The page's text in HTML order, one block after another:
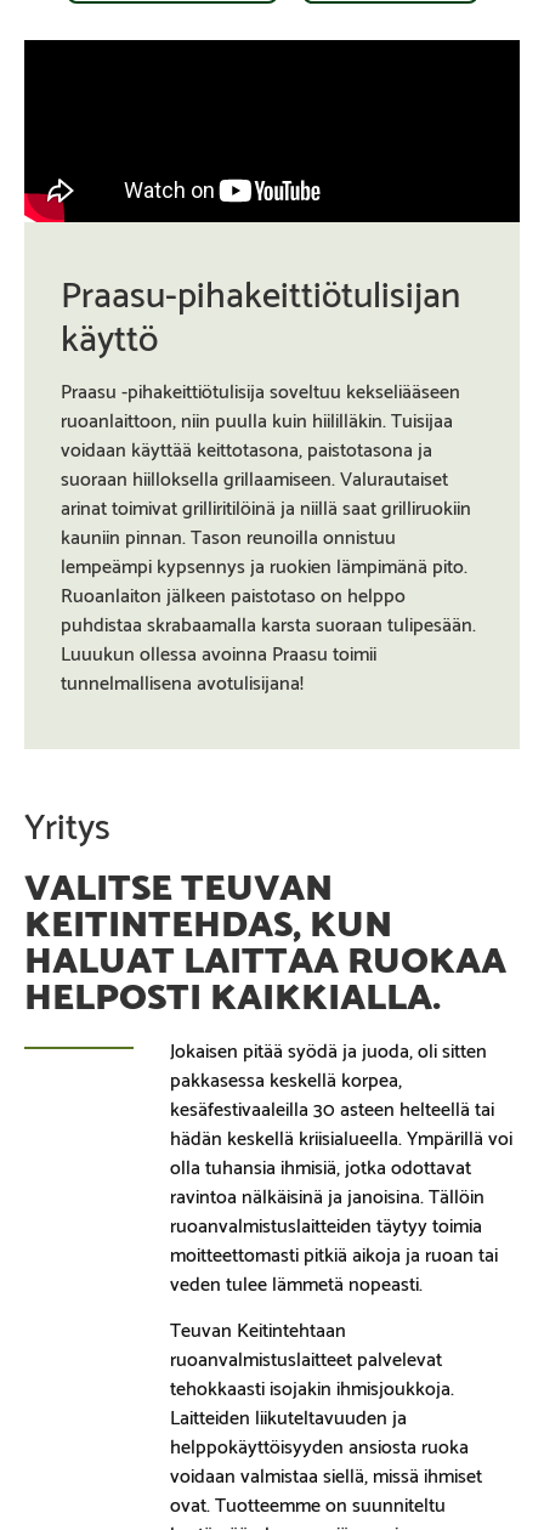
Praasu-pihakeittiötulisijan
käyttö
Praasu -pihakeittiötulisija soveltuu kekseliääseen
ruoanlaittoon, niin puulla kuin hiililläkin. Tuisijaa
voidaan käyttää keittotasona, paistotasona ja
suoraan hiilloksella grillaamiseen. Valurautaiset
arinat toimivat grilliritilöinä ja niillä saat grilliruokiin
kauniin pinnan. Tason reunoilla onnistuu
lempeämpi kypsennys ja ruokien lämpimänä pito.
Ruoanlaiton jälkeen paistotaso on helppo
puhdistaa skrabaamalla karsta suoraan tulipesään.
Luuukun ollessa avoinna Praasu toimii
tunnelmallisena avotulisijana!
Yritys
VALITSE TEUVAN
KEITINTEHDAS, KUN
HALUAT LAITTAA RUOKAA
HELPOSTI KAIKKIALLA.
Jokaisen pitää syödä ja juoda, oli sitten
pakkasessa keskellä korpea,
kesäfestivaaleilla 30 asteen helteellä tai
hädän keskellä kriisialueella. Ympärillä voi
olla tuhansia ihmisiä, jotka odottavat
ravintoa nälkäisinä ja janoisina. Tällöin
ruoanvalmistuslaitteiden täytyy toimia
moitteettomasti pitkiä aikoja ja ruoan tai
veden tulee lämmetä nopeasti.
Teuvan Keitintehtaan
ruoanvalmistuslaitteet palvelevat
tehokkaasti isojakin ihmisjoukkoja.
Laitteiden liikuteltavuuden ja
helppokäyttöisyyden ansiosta ruoka
voidaan valmistaa siellä, missä ihmiset
ovat. Tuotteemme on suunniteltu